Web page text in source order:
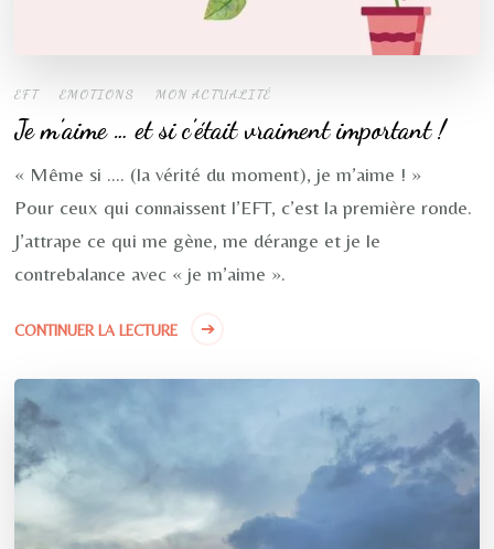
EFT EMOTIONS MON ACTUALITÉ
Je m’aime … et si c’était vraiment important !
« Même si …. (la vérité du moment), je m’aime ! »
Pour ceux qui connaissent l’EFT, c’est la première ronde.
J’attrape ce qui me gène, me dérange et je le
contrebalance avec « je m’aime ».
CONTINUER LA LECTURE